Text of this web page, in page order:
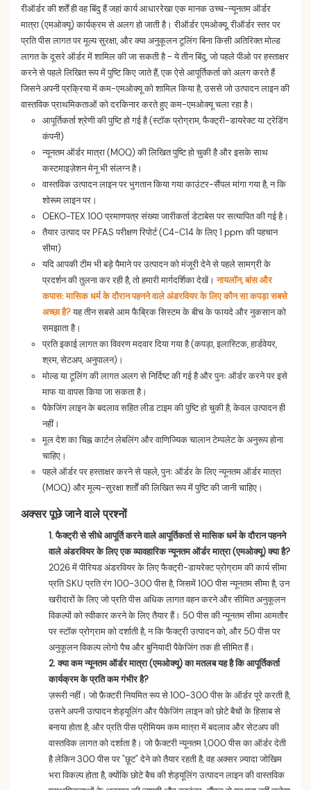
रीऑर्डर की शर्तें ही वह बिंदु हैं जहां कार्य आधाररेखा एक मानक उच्च-न्यूनतम ऑर्डर
मात्रा (एमओक्यू) कार्यक्रम से अलग हो जाती है। रीऑर्डर एमओक्यू, रीऑर्डर स्तर पर
प्रति पीस लागत पर मूल्य सुरक्षा, और क्या अनुकूलन टूलिंग बिना किसी अतिरिक्त मोल्ड
लागत के दूसरे ऑर्डर में शामिल की जा सकती है - ये तीन बिंदु, जो पहले पीओ पर हस्ताक्षर
करने से पहले लिखित रूप में पुष्टि किए जाते हैं, एक ऐसे आपूर्तिकर्ता को अलग करते हैं
जिसने अपनी प्रक्रिया में कम-एमओक्यू को शामिल किया है, उससे जो उत्पादन लाइन की
वास्तविक प्राथमिकताओं को दरकिनार करते हुए कम-एमओक्यू चला रहा है।
आपूर्तिकर्ता श्रेणी की पुष्टि हो गई है (स्टॉक प्रोग्राम, फैक्ट्री-डायरेक्ट या ट्रेडिंग
कंपनी)
न्यूनतम ऑर्डर मात्रा (MOQ) की लिखित पुष्टि हो चुकी है और इसके साथ
कस्टमाइज़ेशन मेनू भी संलग्न है।
वास्तविक उत्पादन लाइन पर भुगतान किया गया काउंटर-सैंपल मांगा गया है, न कि
शोरूम लाइन पर।
OEKO-TEX 100 प्रमाणपत्र संख्या जारीकर्ता डेटाबेस पर सत्यापित की गई है।
तैयार उत्पाद पर PFAS परीक्षण रिपोर्ट (C4-C14 के लिए 1 ppm की पहचान
सीमा)
यदि आपकी टीम भी बड़े पैमाने पर उत्पादन को मंजूरी देने से पहले सामग्री के
प्रदर्शन की तुलना कर रही है, तो हमारी मार्गदर्शिका देखें। नायलॉन, बांस और
कपास: मासिक धर्म के दौरान पहनने वाले अंडरवियर के लिए कौन सा कपड़ा सबसे
अच्छा है?यह तीन सबसे आम फैब्रिक सिस्टम के बीच के फायदे और नुकसान को
समझाता है।
प्रति इकाई लागत का विवरण मदवार दिया गया है (कपड़ा, इलास्टिक, हार्डवेयर,
श्रम, सेटअप, अनुपालन)।
मोल्ड या टूलिंग की लागत अलग से निर्दिष्ट की गई है और पुनः ऑर्डर करने पर इसे
माफ या वापस किया जा सकता है।
पैकेजिंग लाइन के बदलाव सहित लीड टाइम की पुष्टि हो चुकी है, केवल उत्पादन ही
नहीं।
मूल देश का चिह्न कार्टन लेबलिंग और वाणिज्यिक चालान टेम्पलेट के अनुरूप होना
चाहिए।
पहले ऑर्डर पर हस्ताक्षर करने से पहले, पुनः ऑर्डर के लिए न्यूनतम ऑर्डर मात्रा
(MOQ) और मूल्य-सुरक्षा शर्तों की लिखित रूप में पुष्टि की जानी चाहिए।
अक्सर पूछे जाने वाले प्रश्नों
1. फैक्ट्री से सीधे आपूर्ति करने वाले आपूर्तिकर्ता से मासिक धर्म के दौरान पहनने
वाले अंडरवियर के लिए एक व्यावहारिक न्यूनतम ऑर्डर मात्रा (एमओक्यू) क्या है?
2026 में पीरियड अंडरवियर के लिए फैक्ट्री-डायरेक्ट प्रोग्राम की कार्य सीमा
प्रति SKU प्रति रंग 100-300 पीस है, जिसमें 100 पीस न्यूनतम सीमा है, उन
खरीदारों के लिए जो प्रति पीस अधिक लागत वहन करने और सीमित अनुकूलन
विकल्पों को स्वीकार करने के लिए तैयार हैं। 50 पीस की न्यूनतम सीमा आमतौर
पर स्टॉक प्रोग्राम को दर्शाती है, न कि फैक्ट्री उत्पादन को, और 50 पीस पर
अनुकूलन विकल्प लोगो पैच और बुनियादी पैकेजिंग तक ही सीमित हैं।
2. क्या कम न्यूनतम ऑर्डर मात्रा (एमओक्यू) का मतलब यह है कि आपूर्तिकर्ता
कार्यक्रम के प्रति कम गंभीर है?
ज़रूरी नहीं। जो फ़ैक्टरी नियमित रूप से 100-300 पीस के ऑर्डर पूरे करती है,
उसने अपनी उत्पादन शेड्यूलिंग और पैकेजिंग लाइन को छोटे बैचों के हिसाब से
बनाया होता है, और प्रति पीस प्रीमियम कम मात्रा में बदलाव और सेटअप की
वास्तविक लागत को दर्शाता है। जो फ़ैक्टरी न्यूनतम 1,000 पीस का ऑर्डर देती
है लेकिन 300 पीस पर "छूट" देने को तैयार रहती है, वह अक्सर ज़्यादा जोखिम
भरा विकल्प होता है, क्योंकि छोटे बैच की शेड्यूलिंग उत्पादन लाइन की वास्तविक